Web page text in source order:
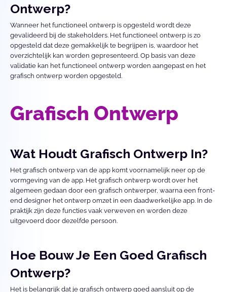
Ontwerp?
Wanneer het functioneel ontwerp is opgesteld wordt deze
gevalideerd bij de stakeholders. Het functioneel ontwerp is zo
opgesteld dat deze gemakkelijk te begrijpen is, waardoor het
overzichtelijk kan worden gepresenteerd. Op basis van deze
validatie kan het functioneel ontwerp worden aangepast en het
grafisch ontwerp worden opgesteld.
Grafisch Ontwerp
Wat Houdt Grafisch Ontwerp In?
Het grafisch ontwerp van de app komt voornamelijk neer op de
vormgeving van de app. Het grafisch ontwerp wordt over het
algemeen gedaan door een grafisch ontwerper, waarna een front-
end designer het ontwerp omzet in een daadwerkelijke app. In de
praktijk zijn deze functies vaak verweven en worden deze
uitgevoerd door dezelfde persoon.
Hoe Bouw Je Een Goed Grafisch
Ontwerp?
Het is belangrijk dat je grafisch ontwerp goed aansluit op de